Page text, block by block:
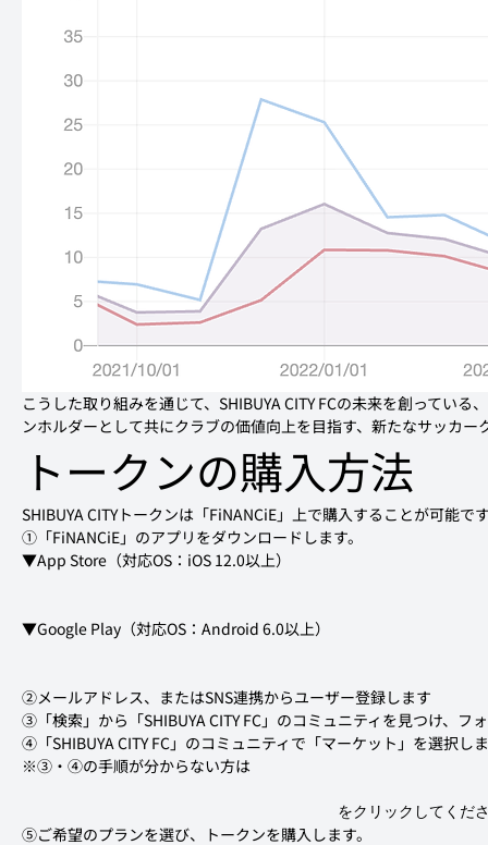
こうした取り組みを通じて、SHIBUYA CITY FCの未来を創ってい
ンホルダーとして共にクラブの価値向上を目指す、新たなサッカ
トークンの購入方法
SHIBUYA CITYトークンは「FiNANCiE」上で購入することが可能で
①「FiNANCiE」のアプリをダウンロードします。
②メールアドレス、またはSNS連携からユーザー登録します
③「検索」から「SHIBUYA CITY FC」のコミュニティを見つけ、フ
※③・④の手順が分からない方は
をクリックしてくだ